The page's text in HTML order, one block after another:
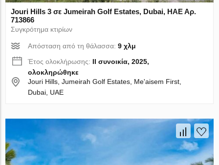
Jouri Hills 3 σε Jumeirah Golf Estates, Dubai, ΗΑΕ Αρ.
713866
Συγκρότημα κτιρίων
Απόσταση από τη θάλασσα:9 χλμ
Έτος ολοκλήρωσης: II συνοικία, 2025,
ολοκληρώθηκε
Jouri Hills, Jumeirah Golf Estates, Me'aisem First,
Dubai, UAE